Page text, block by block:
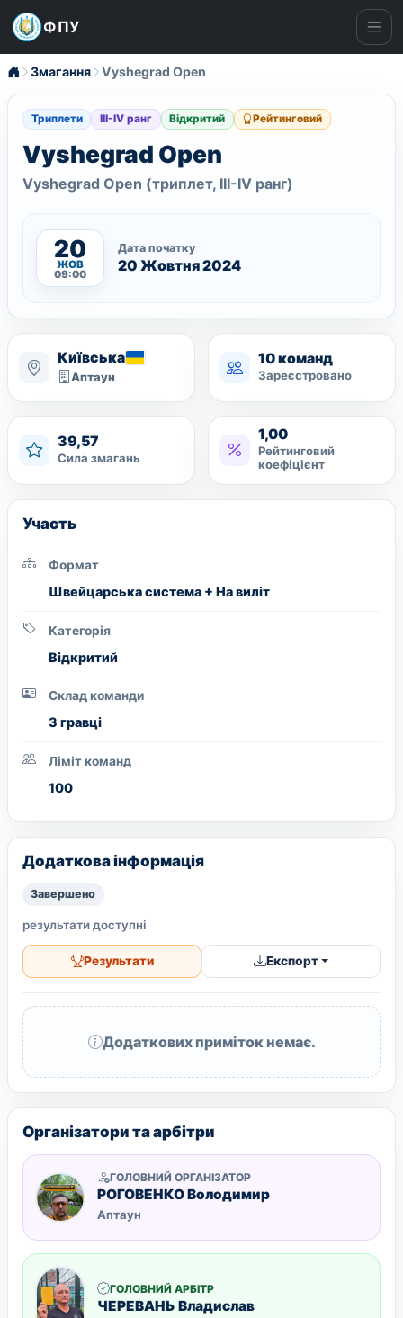
ФПУ
Змагання Vyshegrad Open
Триплети ІІІ-ІV ранг Відкритий Рейтинговий
Vyshegrad Open
Vyshegrad Open (триплет, ІІІ-ІV ранг)
20
ЖОВ
09:00
Дата початку
20 Жовтня 2024
Київська
Аптаун
10 команд
Зареєстровано
39,57
Сила змагань
1,00
Рейтинговий
коефіцієнт
Участь
Формат
Швейцарська система + На виліт
Категорія
Вiдкритий
Склад команди
3 гравці
Ліміт команд
100
Додаткова інформація
Завершено
результати доступні
Результати Експорт
Додаткових приміток немає.
Організатори та арбітри
ГОЛОВНИЙ ОРГАНІЗАТОР
РОГОВЕНКО Володимир
Аптаун
ГОЛОВНИЙ АРБІТР
ЧЕРЕВАНЬ Владислав